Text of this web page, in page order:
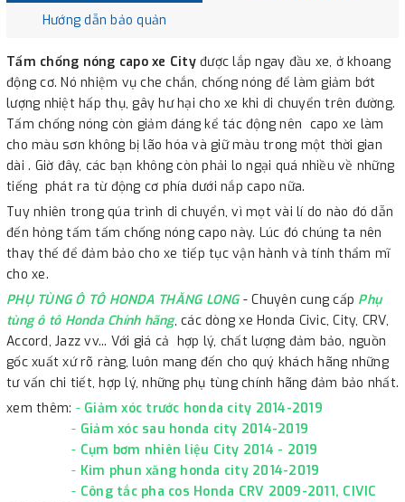
Hướng dẫn bảo quản
Tấm chống nóng capoxe Cityđược lắp ngay đầu xe, ở khoang
động cơ. Nó nhiệm vụ che chắn, chống nóng để làm giảm bớt
lượng nhiệt hấp thụ, gây hư hại cho xe khi di chuyển trên đường.
Tấm chống nóng còn giảm đáng kể tác động nên capo xe làm
cho màu sơn không bị lão hóa và giữ màu trong một thời gian
dài . Giờ đây, các bạn không còn phải lo ngại quá nhiều về những
tiếng phát ra từ động cơ phía dưới nắp capo nữa.
Tuy nhiên trong qúa trình di chuyển, vì mọt vài lí do nào đó dẫn
đến hỏng tấm tấm chống nóng capo này. Lúc đó chúng ta nên
thay thế để đảm bảo cho xe tiếp tục vận hành và tính thẩm mĩ
cho xe.
PHỤ TÙNG Ô TÔ HONDA THĂNG LONG- Chuyên cung cấp Phụ
tùng ô tô Honda Chính hãng, các dòng xe Honda Civic, City, CRV,
Accord, Jazz vv... Với giá cả hợp lý, chất lượng đảm bảo, nguồn
gốc xuất xứ rõ ràng, luôn mang đến cho quý khách hãng những
tư vấn chi tiết, hợp lý, những phụ tùng chính hãng đảm bảo nhất.
xem thêm: - Giảm xóc trước honda city 2014-2019
- Giảm xóc sau honda city 2014-2019
- Cụm bơm nhiên liệu City 2014 - 2019
- Kim phun xăng honda city 2014-2019
- Công tắc pha cos Honda CRV 2009-2011, CIVIC